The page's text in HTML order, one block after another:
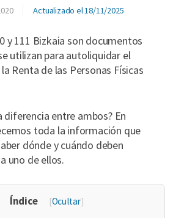
18/11/2025
y 111 Bizkaia son documentos
utilizan para autoliquidar el
Renta de las Personas Físicas
diferencia entre ambos? En
toda la información que
dónde y cuándo deben
uno de ellos.
Índice [Ocultar]